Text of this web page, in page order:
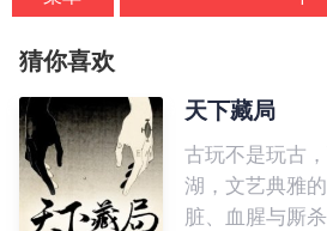
猜你喜欢
天下藏局
古玩不是玩古
湖，文艺典雅
脏、血腥与厮